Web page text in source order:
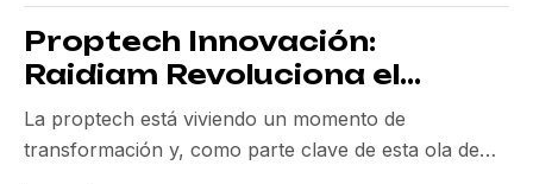
Proptech Innovación:
Raidiam Revoluciona el
Mercado Inmobiliario en el
Reino Unido
La proptech está viviendo un momento de
transformación y, como parte clave de esta ola de